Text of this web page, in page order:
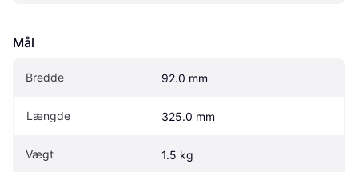
Mål
Bredde 92.0 mm
Længde 325.0 mm
Vægt 1.5 kg